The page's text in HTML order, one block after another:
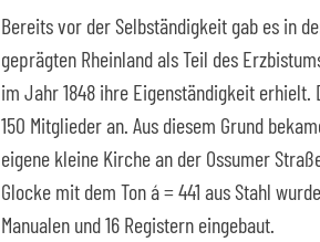
Bereits vor der Selbständigkeit gab es in
geprägten Rheinland als Teil des
im Jahr 1848 ihre Eigenständigkeit
150 Mitglieder an. Aus diesem Grund
eigene kleine Kirche an der Ossumer
Glocke mit dem Ton á = 441 aus Stahl
Manualen und 16 Registern eingebaut.